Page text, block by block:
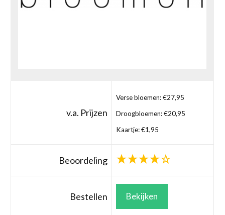
v.a. Prijzen
Verse bloemen: €27,95
Droogbloemen: €20,95
Kaartje: €1,95
Beoordeling
Bestellen Bekijken